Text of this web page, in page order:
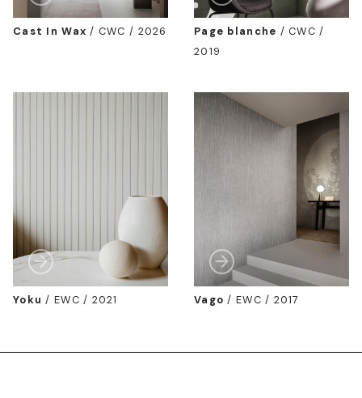
Cast In Wax / CWC / 2026 Page blanche /CWC /
2019
Yoku / EWC / 2021 Vago / EWC / 2017